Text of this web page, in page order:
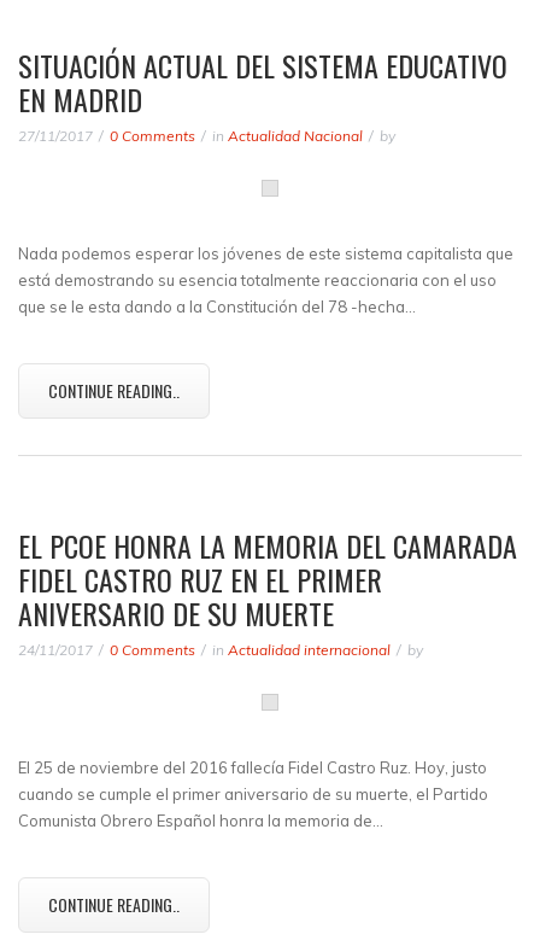
SITUACIÓN ACTUAL DEL SISTEMA EDUCATIVO
EN MADRID
27/11/2017 0 Comments in Actualidad Nacional by
Nada podemos esperar los jóvenes de este sistema capitalista que
está demostrando su esencia totalmente reaccionaria con el uso
que se le esta dando a la Constitución del 78 -hecha…
CONTINUE READING..
EL PCOE HONRA LA MEMORIA DEL CAMARADA
FIDEL CASTRO RUZ EN EL PRIMER
ANIVERSARIO DE SU MUERTE
24/11/2017 0 Comments in Actualidad internacional by
El 25 de noviembre del 2016 fallecía Fidel Castro Ruz. Hoy, justo
cuando se cumple el primer aniversario de su muerte, el Partido
Comunista Obrero Español honra la memoria de…
CONTINUE READING..